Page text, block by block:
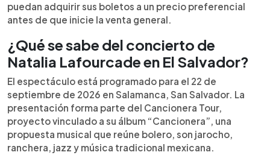
puedan adquirir sus boletos a un precio preferencial
antes de que inicie la venta general.
¿Qué se sabe del concierto de
Natalia Lafourcade en El Salvador?
El espectáculo está programado para el 22 de
septiembre de 2026 en Salamanca, San Salvador. La
presentación forma parte del Cancionera Tour,
proyecto vinculado a su álbum “Cancionera”, una
propuesta musical que reúne bolero, son jarocho,
ranchera, jazz y música tradicional mexicana.